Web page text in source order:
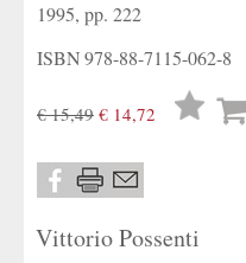
1995, pp. 222
ISBN978-88-7115-062-8
€ 15,49 € 14,72
Lista
Vittorio Possenti